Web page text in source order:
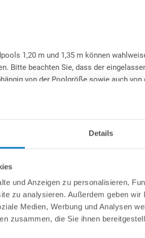
Details
und Anzeigen zu personalisieren,
zu analysieren. Außerdem geben
Medien, Werbung und Analysen
zusammen, die Sie ihnen
1,20 m und 1,35 m können
Bitte beachten Sie, dass der
von der Poolgröße sowie auch
verwendet werden, das mit seinen aus
bietet.
von Mitteln auf Chlor- oder
außen polyesterbeschichtet.
Ausschnitte für 1